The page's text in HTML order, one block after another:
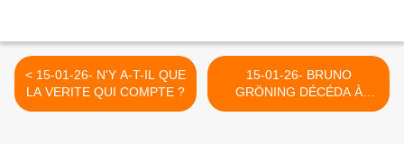
< 15-01-26- N'Y A-T-IL QUE
LA VERITE QUI COMPTE ?
15-01-26- BRUNO
GRÖNING DÉCÉDA À
PARIS LE 26/01/1959 -